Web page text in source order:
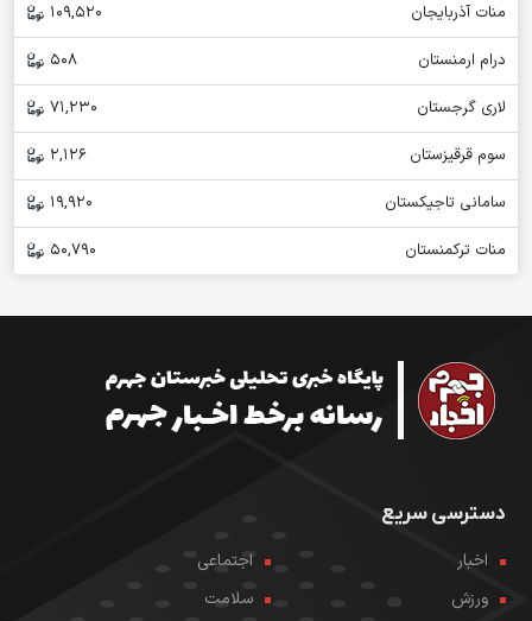
منات آذربایجان
109,520
درام ارمنستان
508
لاری گرجستان
71,230
سوم قرقیزستان
2,126
سامانی تاجیکستان
19,920
منات ترکمنستان
50,790
دسترسی سریع
اخبار
اجتماعی
ورزش
سلامت